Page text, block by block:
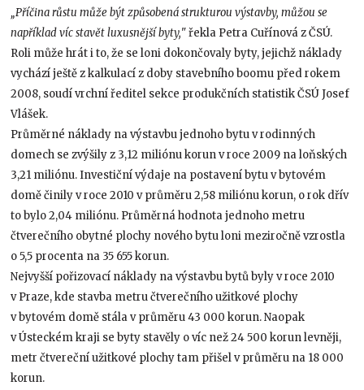
„Příčina růstu může být způsobená strukturou výstavby, můžou se
například víc stavět luxusnější byty," řekla Petra Cuřínová z ČSÚ.
Roli může hrát i to, že se loni dokončovaly byty, jejichž náklady
vychází ještě z kalkulací z doby stavebního boomu před rokem
2008, soudí vrchní ředitel sekce produkčních statistik ČSÚ Josef
Vlášek.
Průměrné náklady na výstavbu jednoho bytu v rodinných
domech se zvýšily z 3,12 miliónu korun v roce 2009 na loňských
3,21 miliónu. Investiční výdaje na postavení bytu v bytovém
domě činily v roce 2010 v průměru 2,58 miliónu korun, o rok dřív
to bylo 2,04 miliónu. Průměrná hodnota jednoho metru
čtverečního obytné plochy nového bytu loni meziročně vzrostla
o 5,5 procenta na 35 655 korun.
Nejvyšší pořizovací náklady na výstavbu bytů byly v roce 2010
v Praze, kde stavba metru čtverečního užitkové plochy
v bytovém domě stála v průměru 43 000 korun. Naopak
v Ústeckém kraji se byty stavěly o víc než 24 500 korun levněji,
metr čtvereční užitkové plochy tam přišel v průměru na 18 000
korun.